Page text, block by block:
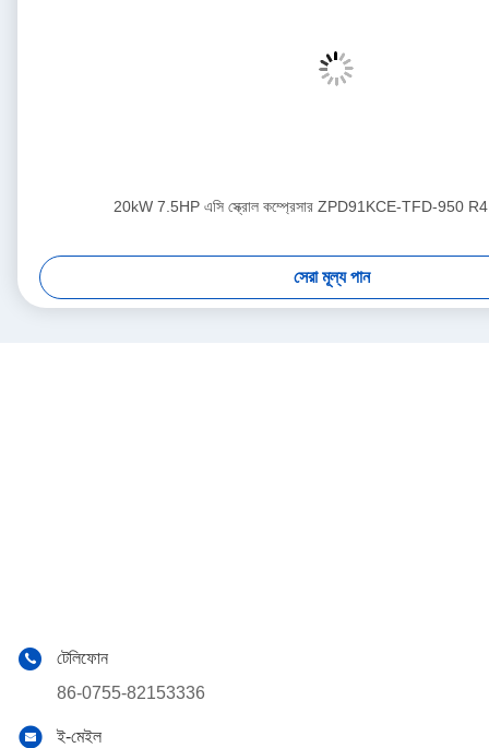
20kW 7.5HP এসি স্ক্রোল কম্প্রেসার ZPD91KCE-TFD-950
সেরা মূল্য পান
টেলিফোন
86-0755-82153336
ই-মেইল